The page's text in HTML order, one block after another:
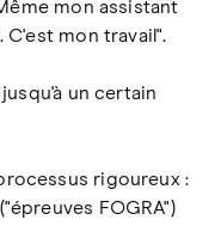
mon assistant
C'est mon travail".
un certain
rigoureux :
FOGRA")